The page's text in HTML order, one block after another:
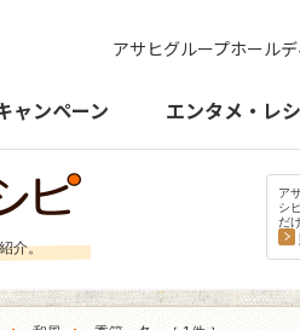
アサヒグループホール
ャンペーン エンタメ・レ
介。
ア
シ
だ